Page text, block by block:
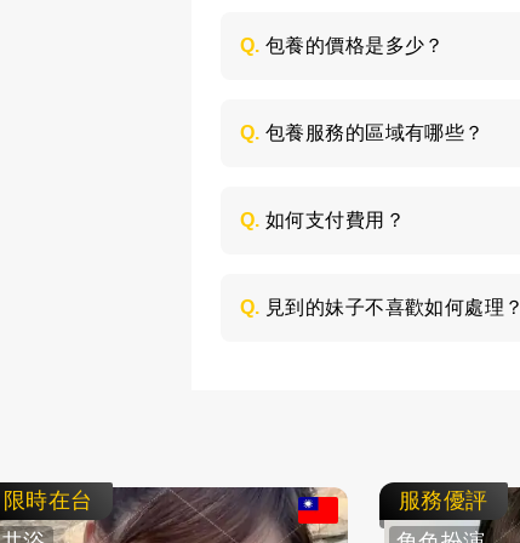
Q. 包養的價格是多少？
Q. 包養服務的區域有哪些？
Q. 如何支付費用？
Q. 見到的妹子不喜歡如何處理？
限時在台
服務優評